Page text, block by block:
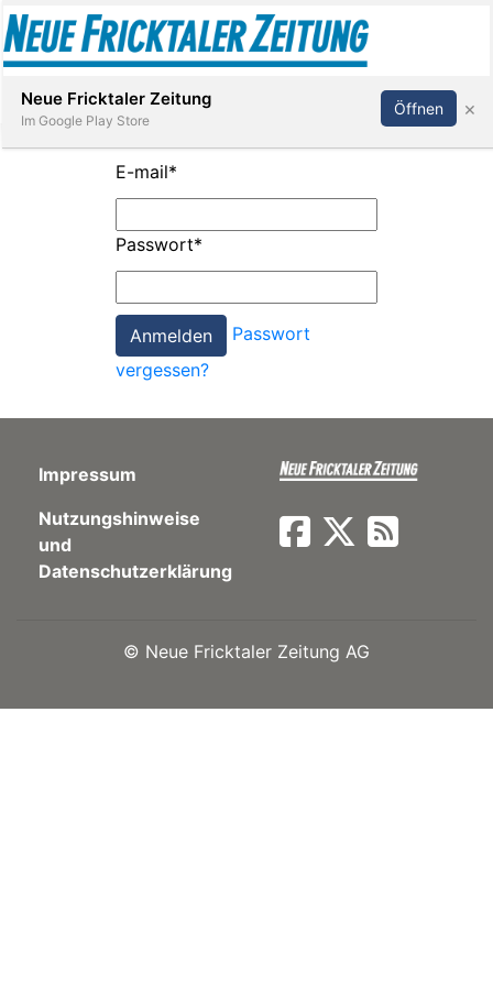
Paper
App
Abonnieren Anmelden
E-mail*
Passwort*
Passwort
vergessen?
Impressum
Nutzungshinweise
und
Datenschutzerklärung
© Neue Fricktaler Zeitung AG
Neue Fricktaler Zeitung
Im Google Play Store
Öffnen ×